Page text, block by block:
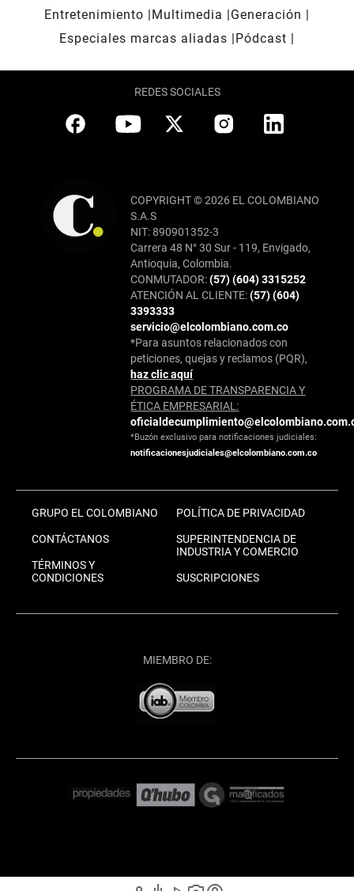
Entretenimiento
Multimedia
Generación
Especiales marcas aliadas
Pódcast
REDES SOCIALES
COPYRIGHT © 2026 EL COLOMBIANO
S.A.S
NIT: 890901352-3
Carrera 48 N° 30 Sur - 119, Envigado,
Antioquia, Colombia.
CONMUTADOR:(57) (604) 3315252
ATENCIÓN AL CLIENTE:(57) (604)
3393333
servicio@elcolombiano.com.co
*Para asuntos relacionados con
peticiones, quejas y reclamos (PQR),
haz clic aquí
PROGRAMA DE TRANSPARENCIA Y
ÉTICA EMPRESARIAL:
*Buzón exclusivo para notificaciones judiciales:
notificacionesjudiciales@elcolombiano.com.co
GRUPO EL COLOMBIANO
CONTÁCTANOS
TÉRMINOS Y
CONDICIONES
POLÍTICA DE PRIVACIDAD
SUPERINTENDENCIA DE
INDUSTRIA Y COMERCIO
SUSCRIPCIONES
MIEMBRO DE: